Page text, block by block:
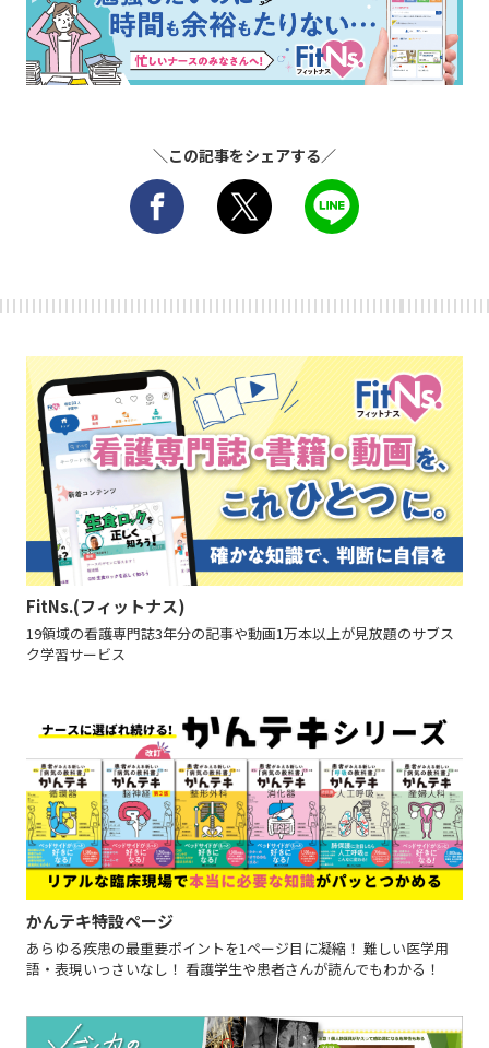
＼この記事をシェアする／
FitNs.(フィットナス)
19領域の看護専門誌3年分の記事や動画1万本以上が見放題のサブス
ク学習サービス
かんテキ特設ページ
あらゆる疾患の最重要ポイントを1ページ目に凝縮！ 難しい医学用
語・表現いっさいなし！ 看護学生や患者さんが読んでもわかる！